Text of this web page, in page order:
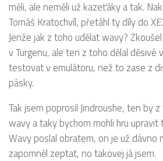
měli, ale neměli už kazeťáky a tak.
Tomáš Kratochvíl, přetáhl ty díly do
Jenže jak z toho udělat wavy?
v Turgenu, ale ten z toho dělal děsivé
testovat v emulátoru, než to zase z
pásky.
Tak jsem poprosil Jindroushe, ten by
wavy a taky bychom mohli hru upravit
Wavy poslal obratem, on je už dávno
zapomněl zeptat, no takovej já jsem.